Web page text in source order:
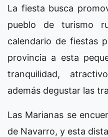
La fiesta busca
pueblo de turismo
calendario de fiestas
provincia a esta
tranquilidad,
además degustar las
Las Marianas se
de Navarro, y esta